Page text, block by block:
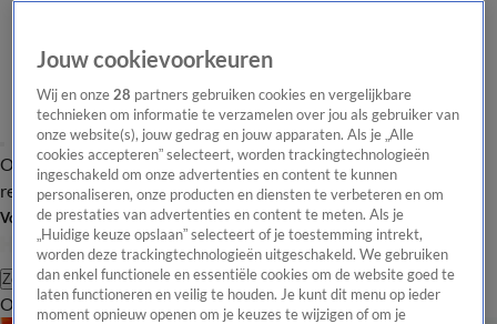
Overzicht Laatste nieuws Regionieuws Het beste van Hart
Tip de
redactie
Volg Hart van Nederland
Zoeken
OverzichtRegioUitzendingenWeerTip de redactiePanelVideo's
Jouw cookievoorkeuren
Wij en onze28 partners gebruiken cookies en vergelijkbare
technieken om informatie te verzamelen over jou als gebruiker van
onze website(s), jouw gedrag en jouw apparaten. Als je „Alle
cookies accepteren” selecteert, worden trackingtechnologieën
ingeschakeld om onze advertenties en content te kunnen
personaliseren, onze producten en diensten te verbeteren en om
de prestaties van advertenties en content te meten. Als je
„Huidige keuze opslaan” selecteert of je toestemming intrekt,
worden deze trackingtechnologieën uitgeschakeld. We gebruiken
dan enkel functionele en essentiële cookies om de website goed te
laten functioneren en veilig te houden. Je kunt dit menu op ieder
moment opnieuw openen om je keuzes te wijzigen of om je